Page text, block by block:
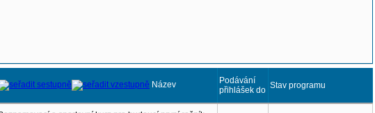
Název
Podávání
přihlášek do Stav programu